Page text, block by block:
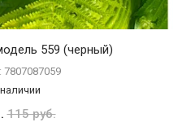
559 (черный)
7807087059
115 руб.